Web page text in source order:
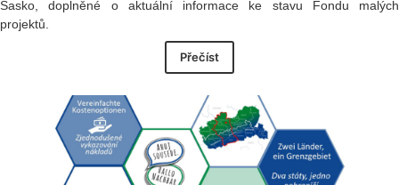
Sasko, doplněné o aktuální informace ke stavu Fondu malých
projektů.
Přečíst